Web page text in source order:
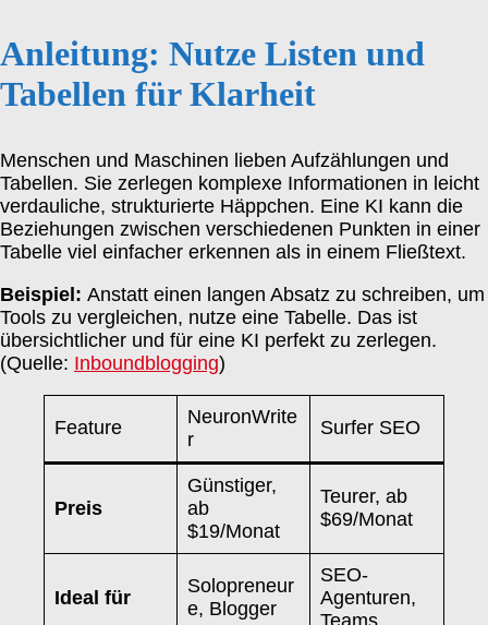
Anleitung: Nutze Listen und
Tabellen für Klarheit
Menschen und Maschinen lieben Aufzählungen und
Tabellen. Sie zerlegen komplexe Informationen in leicht
verdauliche, strukturierte Häppchen. Eine KI kann die
Beziehungen zwischen verschiedenen Punkten in einer
Tabelle viel einfacher erkennen als in einem Fließtext.
Beispiel: Anstatt einen langen Absatz zu schreiben, um
Tools zu vergleichen, nutze eine Tabelle. Das ist
übersichtlicher und für eine KI perfekt zu zerlegen.
(Quelle: Inboundblogging)
Feature
NeuronWrite
r
Surfer SEO
Preis
Günstiger,
ab
$19/Monat
Teurer, ab
$69/Monat
Ideal für
Solopreneur
e, Blogger
SEO-
Agenturen,